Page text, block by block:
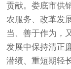
贡献。娄底市供
农服务、改革发
当、善于作为，
发展中保持清正
潜绩、重短期轻